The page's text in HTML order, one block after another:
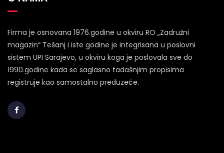
Firma je osnovana 1976.godine u okviru RO „Zadružni
magazin“ Tešanj i iste godine je integrisana u poslovni
sistem UPI Sarajevo, u okviru koga je poslovala sve do
1990.godine kada se saglasno tadašnjim propisima
registruje kao samostalno preduzeće.